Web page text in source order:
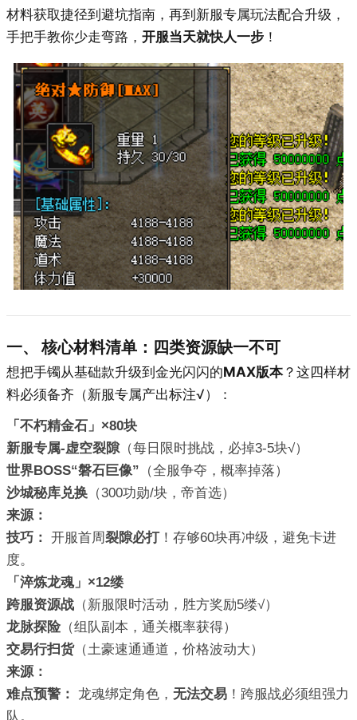
材料获取捷径到避坑指南，再到新服专属玩法配合升级，
手把手教你少走弯路， 开服当天就快人一步 ！
一、 核心材料清单：四类资源缺一不可
想把手镯从基础款升级到金光闪闪的MAX版本？这四样材
料必须备齐（新服专属产出标注√）：
「不朽精金石」×80块
新服专属-虚空裂隙（每日限时挑战，必掉3-5块√）
世界BOSS“磐石巨像” （全服争夺，概率掉落）
沙城秘库兑换 （300功勋/块，帝首选）
来源：
技巧： 开服首周裂隙必打！存够60块再冲级，避免卡进
度。
「淬炼龙魂」×12缕
跨服资源战 （新服限时活动，胜方奖励5缕√）
龙脉探险 （组队副本，通关概率获得）
交易行扫货（土豪速通通道，价格波动大）
来源：
难点预警： 龙魂绑定角色， 无法交易 ！跨服战必须组强力
队。